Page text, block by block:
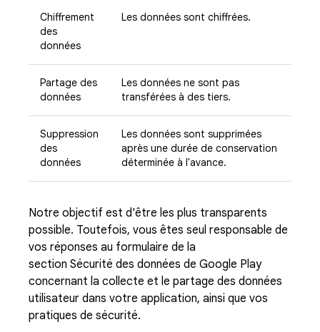
Chiffrement
des
données
Les données sont chiffrées.
Partage des
données
Les données ne sont pas
transférées à des tiers.
Suppression
des
données
Les données sont supprimées
après une durée de conservation
déterminée à l'avance.
Notre objectif est d'être les plus transparents
possible. Toutefois, vous êtes seul responsable de
vos réponses au formulaire de la
section Sécurité des données de Google Play
concernant la collecte et le partage des données
utilisateur dans votre application, ainsi que vos
pratiques de sécurité.